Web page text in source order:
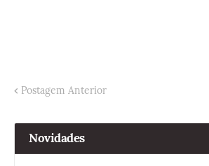
Postagem Anterior
Novidades